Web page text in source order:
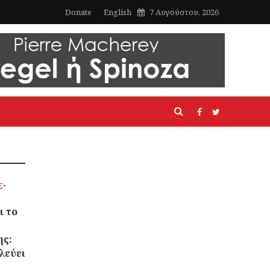
Donate English 7 Αυγούστου, 2026
•
το